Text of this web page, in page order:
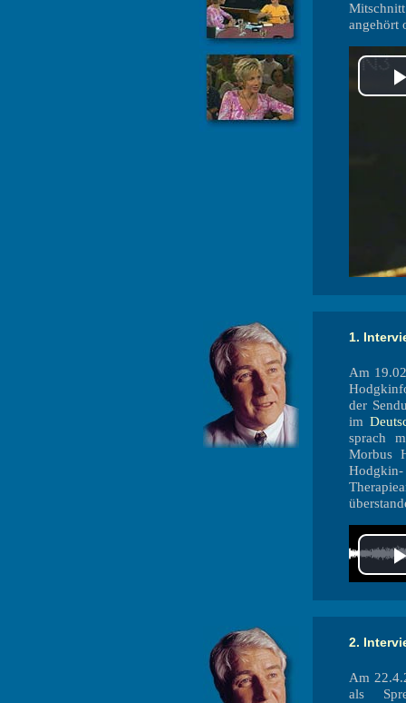
angehört
1.
Am
der
im
sprach
Morbus
2.
Am
als